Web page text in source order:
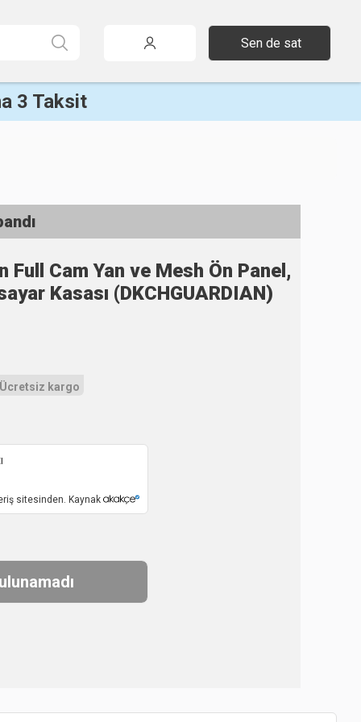
Sen de sat
3 Taksit
Full Cam Yan ve Mesh Ön Panel,
Kasası (DKCHGUARDIAN)
Ücretsiz kargo
sitesinden. Kaynak